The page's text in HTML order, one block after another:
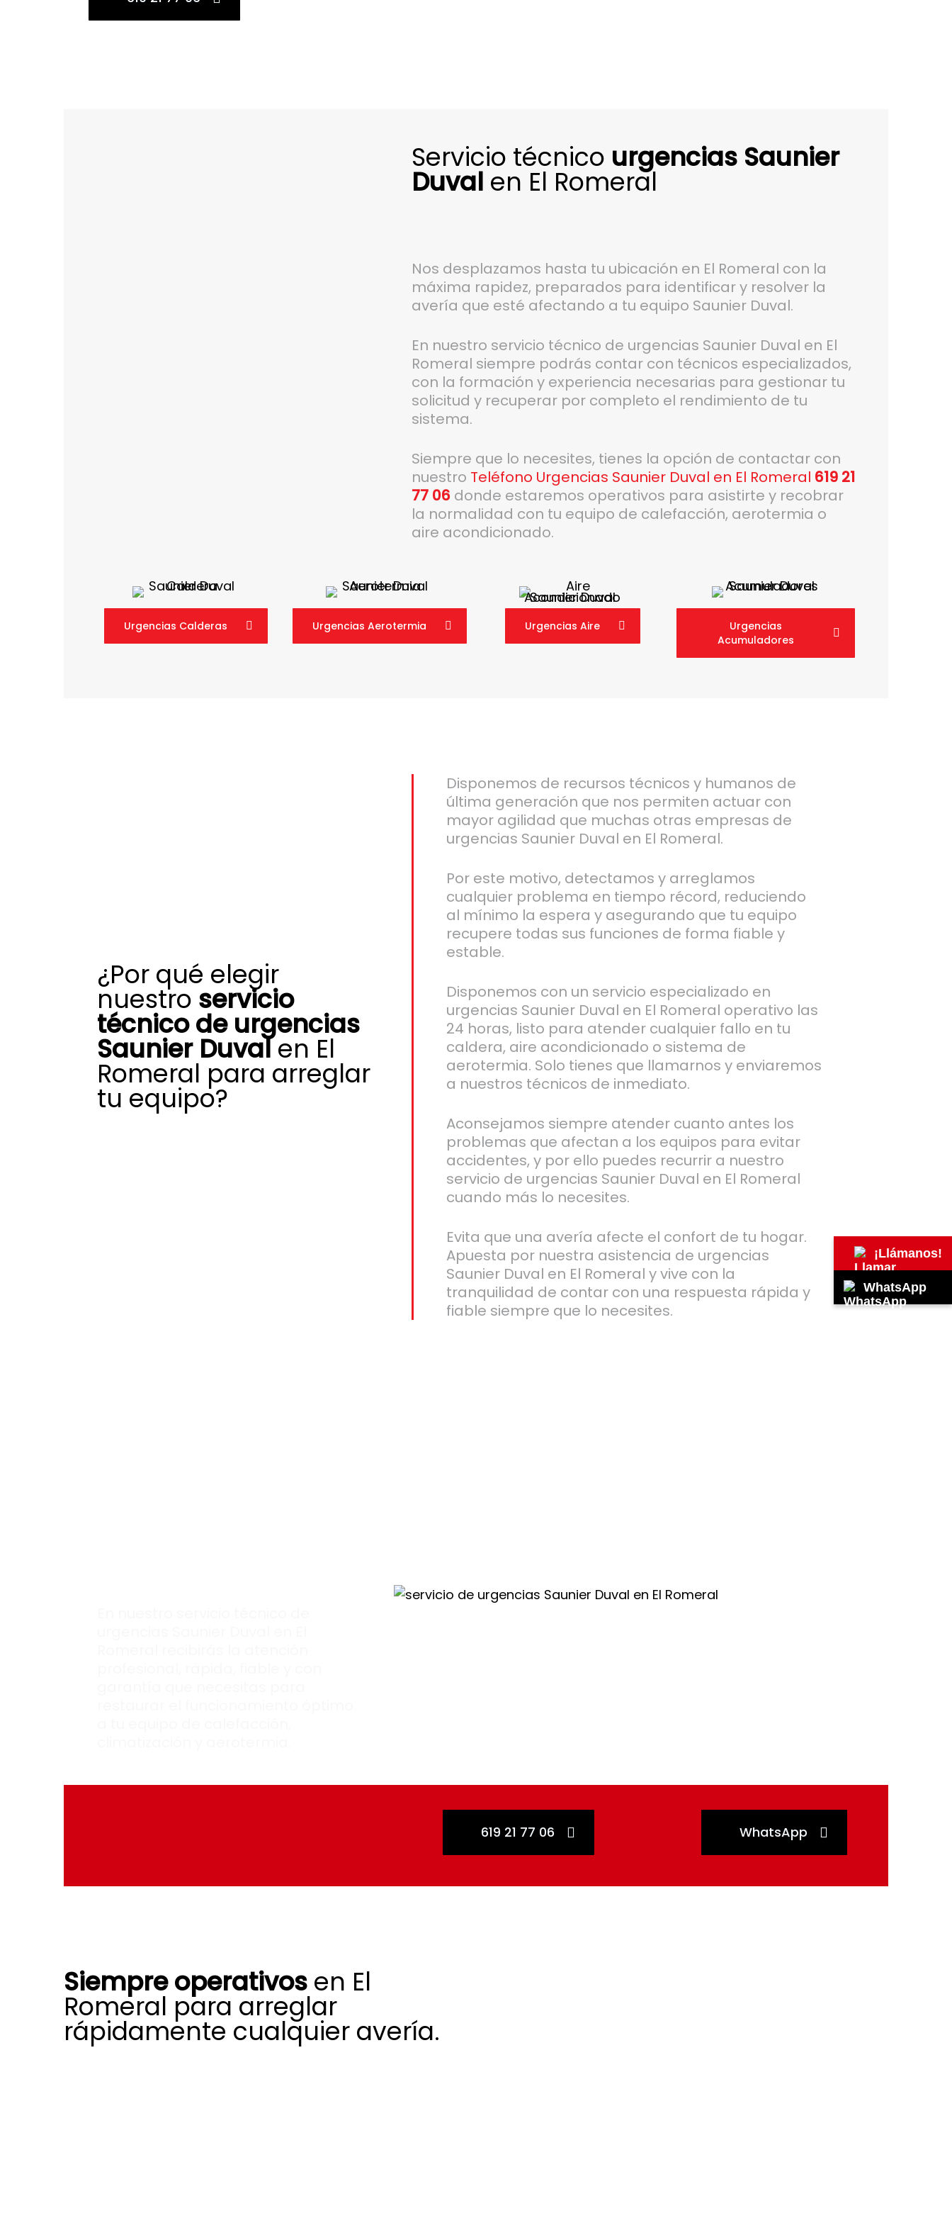
Servicio técnico urgencias Saunier
Duval en El Romeral
Nos desplazamos hasta tu ubicación en El Romeral con la
máxima rapidez, preparados para identificar y resolver la
avería que esté afectando a tu equipo Saunier Duval.
En nuestro servicio técnico de urgencias Saunier Duval en El
Romeral siempre podrás contar con técnicos especializados,
con la formación y experiencia necesarias para gestionar tu
solicitud y recuperar por completo el rendimiento de tu
sistema.
Siempre que lo necesites, tienes la opción de contactar con
nuestro Teléfono Urgencias Saunier Duval en El Romeral 619 21
77 06 donde estaremos operativos para asistirte y recobrar
la normalidad con tu equipo de calefacción, aerotermia o
aire acondicionado.
Urgencias Calderas Urgencias Aerotermia Urgencias Aire
Urgencias
Acumuladores
¿Por qué elegir
nuestro servicio
técnico de urgencias
Saunier Duvalen El
Romeral para arreglar
tu equipo?
Disponemos de recursos técnicos y humanos de
última generación que nos permiten actuar con
mayor agilidad que muchas otras empresas de
urgencias Saunier Duval en El Romeral.
Por este motivo, detectamos y arreglamos
cualquier problema en tiempo récord, reduciendo
al mínimo la espera y asegurando que tu equipo
recupere todas sus funciones de forma fiable y
estable.
Disponemos con un servicio especializado en
urgencias Saunier Duval en El Romeral operativo las
24 horas, listo para atender cualquier fallo en tu
caldera, aire acondicionado o sistema de
aerotermia. Solo tienes que llamarnos y enviaremos
a nuestros técnicos de inmediato.
Aconsejamos siempre atender cuanto antes los
problemas que afectan a los equipos para evitar
accidentes, y por ello puedes recurrir a nuestro
servicio de urgencias Saunier Duval en El Romeral
cuando más lo necesites.
Evita que una avería afecte el confort de tu hogar.
Apuesta por nuestra asistencia de urgencias
Saunier Duval en El Romeral y vive con la
tranquilidad de contar con una respuesta rápida y
fiable siempre que lo necesites.
619 21 77 06 WhatsApp
Siempre operativos en El
Romeral para arreglar
rápidamente cualquier avería.
¡Llámanos!
WhatsApp